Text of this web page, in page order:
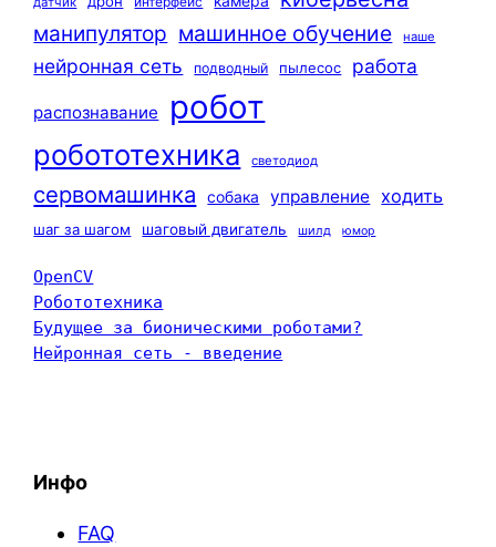
манипулятор машинное обучение наше
нейронная сеть подводный пылесос работа
распознавание робот
робототехника светодиод
сервомашинка собака управление ходить
шаг за шагом шаговый двигатель шилд юмор
OpenCV
Робототехника
Будущее за бионическими роботами?
Нейронная сеть - введение
Инфо
FAQ